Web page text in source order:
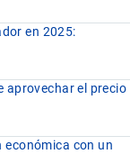
en 2025:
aprovechar el precio
económica con un